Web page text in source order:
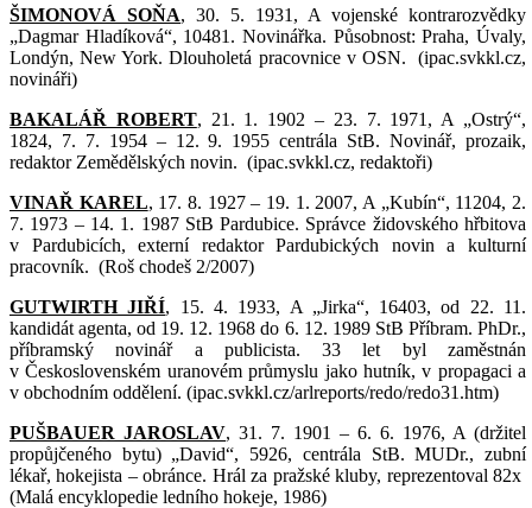
ŠIMONOVÁ SOŇA, 30. 5. 1931, A vojenské kontrarozvědky
„Dagmar Hladíková“, 10481. Novinářka. Působnost: Praha, Úvaly,
Londýn, New York. Dlouholetá pracovnice v OSN.
(ipac.svkkl.cz,
novináři)
BAKALÁŘ ROBERT, 21. 1. 1902 – 23. 7. 1971, A „Ostrý“,
1824, 7. 7. 1954 – 12. 9. 1955 centrála StB. Novinář, prozaik,
redaktor Zemědělských novin. (ipac.svkkl.cz, redaktoři)
VINAŘ KAREL, 17. 8. 1927 – 19. 1. 2007, A „Kubín“, 11204, 2.
7. 1973 – 14. 1. 1987 StB Pardubice. Správce židovského hřbitova
v Pardubicích, externí redaktor Pardubických novin a kulturní
pracovník. (Roš chodeš 2/2007)
GUTWIRTH JIŘÍ, 15. 4. 1933, A „Jirka“, 16403, od 22. 11.
kandidát agenta, od 19. 12. 1968 do 6. 12. 1989 StB Příbram. PhDr.,
příbramský novinář a publicista. 33 let byl zaměstnán
v Československém uranovém průmyslu jako hutník, v propagaci a
v obchodním oddělení. (ipac.svkkl.cz/arlreports/redo/redo31.htm)
PUŠBAUER JAROSLAV, 31. 7. 1901 – 6. 6. 1976, A (držitel
propůjčeného bytu) „David“, 5926, centrála StB. MUDr., zubní
lékař, hokejista – obránce. Hrál za pražské kluby, reprezentoval 82x
(Malá encyklopedie ledního hokeje, 1986)